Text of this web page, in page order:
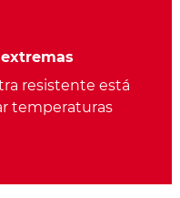
resistente está
temperaturas